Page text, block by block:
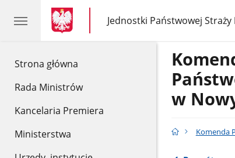
Strona główna
Rada Ministrów
Kancelaria Premiera
Ministerstwa
gov.pl
gov.pl
Jednostki Państwowej Straży
gov.pl
Jednostki
Państwowej
w
Komenda